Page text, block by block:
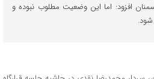
افزود: اما این وضعیت مطلوب نبوده و